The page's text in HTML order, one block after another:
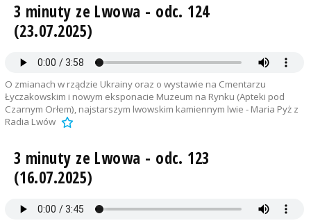
3 minuty ze Lwowa - odc. 124
(23.07.2025)
O zmianach w rządzie Ukrainy oraz o wystawie na Cmentarzu
Łyczakowskim i nowym eksponacie Muzeum na Rynku (Apteki pod
Czarnym Orłem), najstarszym lwowskim kamiennym lwie - Maria Pyż z
Radia Lwów
3 minuty ze Lwowa - odc. 123
(16.07.2025)